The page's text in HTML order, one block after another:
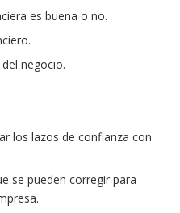
es buena o no.
negocio.
los lazos de confianza con
se pueden corregir para